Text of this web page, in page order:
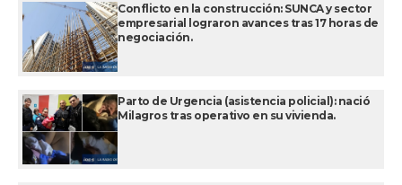
Conflicto en la construcción: SUNCA y sector
empresarial lograron avances tras 17 horas de
negociación.
Parto de Urgencia (asistencia policial): nació
Milagros tras operativo en su vivienda.